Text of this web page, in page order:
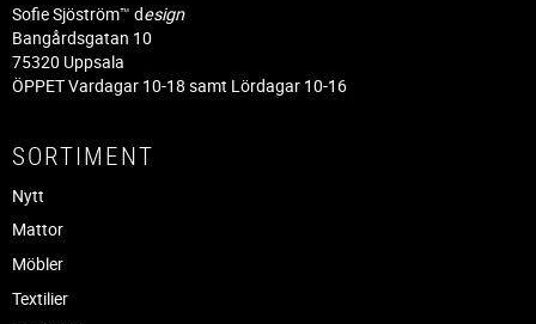
Sofie Sjöström™ design
Bangårdsgatan 10
75320 Uppsala
ÖPPET Vardagar 10-18 samt Lördagar 10-16
SORTIMENT
Nytt
Mattor
Möbler
Textilier